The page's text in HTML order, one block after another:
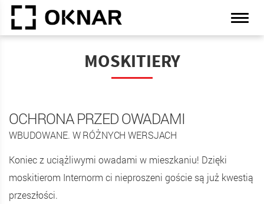
MOSKITIERY
OCHRONA PRZED OWADAMI
WBUDOWANE. W RÓŻNYCH WERSJACH
Koniec z uciążliwymi owadami w mieszkaniu! Dzięki
moskitierom Internorm ci nieproszeni goście są już kwestią
przeszłości.